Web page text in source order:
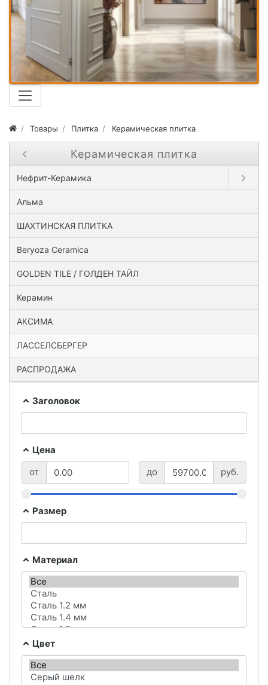
Товары Плитка Керамическая плитка
Close submenu ( Керамическая плитка )
Керамическая плитка
Нефрит-Керамика
Альма
ШАХТИНСКАЯ ПЛИТКА
Beryoza Ceramica
GOLDEN TILE / ГОЛДЕН ТАЙЛ
Керамин
АКСИМА
ЛАССЕЛСБЕРГЕР
РАСПРОДАЖА
Заголовок
Цена
от
до руб.
Размер
Материал
Цвет